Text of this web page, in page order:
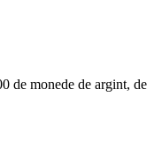
de monede de argint, de